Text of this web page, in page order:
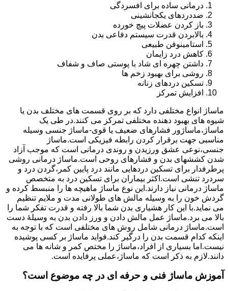
درمانی ساده برای افسردگی
ضددردهای یکجانشینی
باز کردن عضلات پیچ خورده
بالابردن قدرت سیستم دفاعی بدن
استامینوفن طبیعی
کاهش درد زایمان
داشتن چهره ای شاد با پوستی صاف و شفاف
روشی برای بهبود زخم ها
تسکین دردهای زنانه
افزایش تمرکز
ماساژ انواع مختلفی دارد که بر روی قسمت های مختلف بدن یا
شیوه های بهبود دهنده مختلفی تمرکز می کنند.در طی یک
ماساژ،ماساژور فشارهای ضعیف یا قوی-ماساژ جنسی وسیله
مناسبی جهت برقرار کردن رابطه فیزیکی است.ماساژ
جنسی،نوعی عشق ورزیدن و روندی درمانی است که موجب آزاد
شدن کششهای بدن و فشارهای روحی است.ماساژ درمانی روشی
پرطرفدار برای تسکین دردهایی مانند درد پایین کمر،گردن درد و
سردرد تنشی است.اکثر بیماران برای تسکین درد به متخصص
ماساژ درمانی نیاز دارند.این نوع ماساژ ماهیچه ها را منبسط کرده و
گردش خون را به وسیله مالش های طولانی مدت و ملایم تنظیم
می نماید.با این کار هشیاری بدن شما بالا رفته و قدرت تفکر شما را
بالا می برد.ماساژ عمل مالش دادن و ورز دادن بدن به وسیلۀ دست
است.ماساژ درمانی شامل روش های مختلفی است که با توجه به
اینکه کدام قسمت بدن را درگیر کند.فواید ماساژ بر کسی پوشیده
نیست.اما بسیاری از افراد،ماساژ را مختص کمر و شانه ها می
دانند.لازم به ذکر است که ماساژ،عملی پرفایده است.
آموزش ماساژ فنی و حرفه ای در چه موضوع است؟